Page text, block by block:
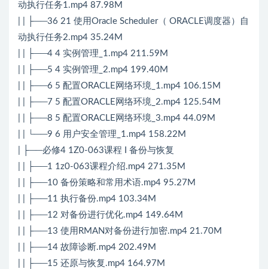
动执行任务1.mp4 87.98M
| | ├──36 21 使用Oracle Scheduler（ ORACLE调度器）自
动执行任务2.mp4 35.24M
| | ├──4 4 实例管理_1.mp4 211.59M
| | ├──5 4 实例管理_2.mp4 199.40M
| | ├──6 5 配置ORACLE网络环境_1.mp4 106.15M
| | ├──7 5 配置ORACLE网络环境_2.mp4 125.54M
| | ├──8 5 配置ORACLE网络环境_3.mp4 44.09M
| | └──9 6 用户安全管理_1.mp4 158.22M
| ├──必修4 1Z0-063课程 I 备份与恢复
| | ├──1 1z0-063课程介绍.mp4 271.35M
| | ├──10 备份策略和常用术语.mp4 95.27M
| | ├──11 执行备份.mp4 103.34M
| | ├──12 对备份进行优化.mp4 149.64M
| | ├──13 使用RMAN对备份进行加密.mp4 21.70M
| | ├──14 故障诊断.mp4 202.49M
| | ├──15 还原与恢复.mp4 164.97M